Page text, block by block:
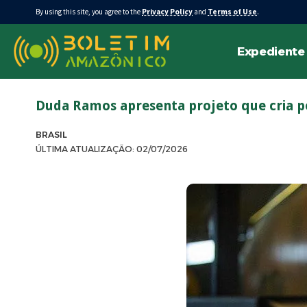
By using this site, you agree to the Privacy Policy and Terms of Use.
Expediente
Duda Ramos apresenta projeto que
ÚLTIMA ATUALIZAÇÃO: 02/07/2026
BRASIL